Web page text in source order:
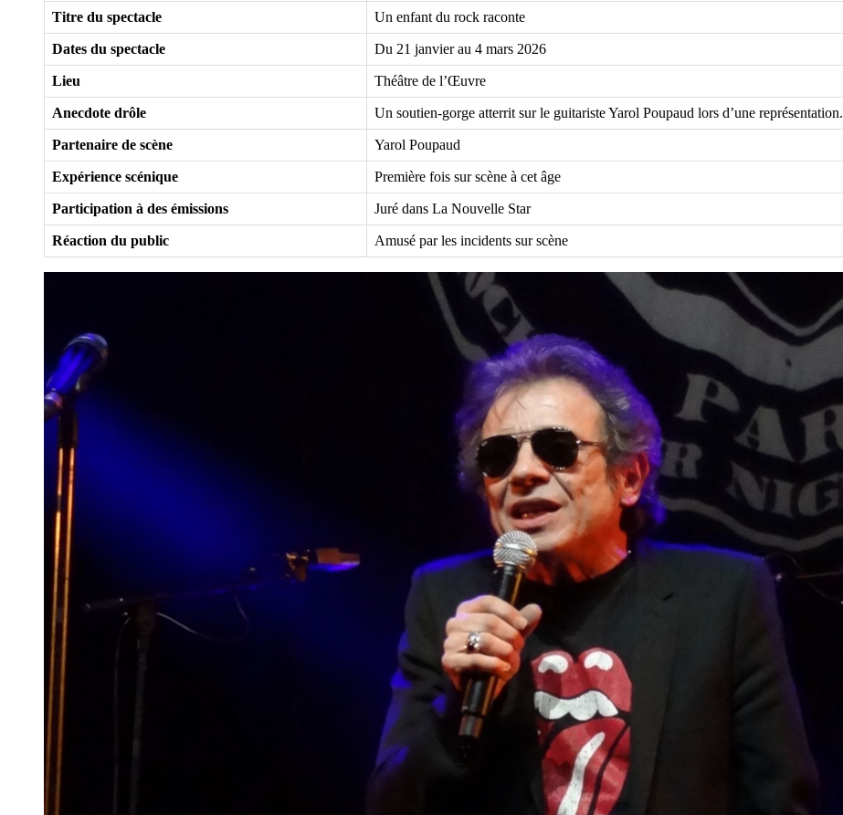
Titre du spectacle Un enfant du rock raconte
Dates du spectacle Du 21 janvier au 4 mars 2026
Lieu Théâtre de l’Œuvre
Anecdote drôle Un soutien-gorge atterrit sur le guitariste Yarol Poupaud lors d’une représentation.
Partenaire de scène Yarol Poupaud
Expérience scénique Première fois sur scène à cet âge
Participation à des émissions Juré dans La Nouvelle Star
Réaction du public Amusé par les incidents sur scène